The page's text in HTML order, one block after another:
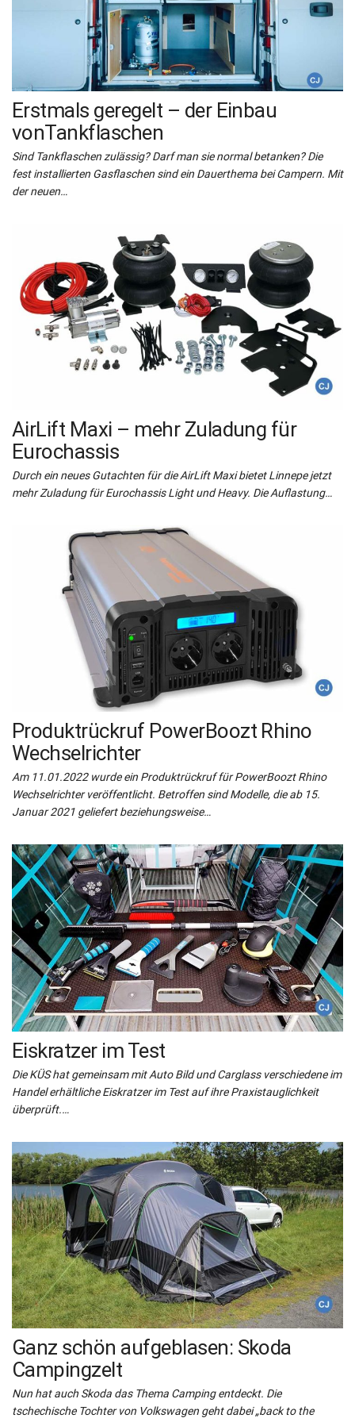
Erstmals geregelt – der Einbau
vonTankflaschen
Sind Tankflaschen zulässig? Darf man sie normal betanken? Die
fest installierten Gasflaschen sind ein Dauerthema bei Campern. Mit
der neuen…
AirLift Maxi – mehr Zuladung für
Eurochassis
Durch ein neues Gutachten für die AirLift Maxi bietet Linnepe jetzt
mehr Zuladung für Eurochassis Light und Heavy. Die Auflastung…
Produktrückruf PowerBoozt Rhino
Wechselrichter
Am 11.01.2022 wurde ein Produktrückruf für PowerBoozt Rhino
Wechselrichter veröffentlicht. Betroffen sind Modelle, die ab 15.
Januar 2021 geliefert beziehungsweise…
Eiskratzer im Test
Die KÜS hat gemeinsam mit Auto Bild und Carglass verschiedene im
Handel erhältliche Eiskratzer im Test auf ihre Praxistauglichkeit
überprüft.…
Ganz schön aufgeblasen: Skoda
Campingzelt
Nun hat auch Skoda das Thema Camping entdeckt. Die
tschechische Tochter von Volkswagen geht dabei „back to the